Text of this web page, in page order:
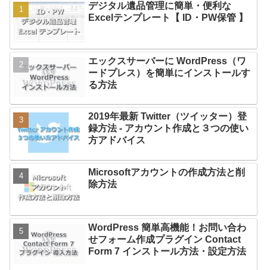
デジタル遺品管理に簡単・便利な
Excelテンプレート【 ID・PW保管 】
エックスサーバーに WordPress（ワ
ードプレス）を簡単にインストールす
る方法
2019年最新 Twitter（ツイッター）登
録方法 - アカウント作成と３つの使い
方アドバイス
Microsoftアカウントの作成方法と削
除方法
WordPress 簡単高機能！お問い合わ
せフォーム作成プラグイン Contact
Form 7 インストール方法・設定方法